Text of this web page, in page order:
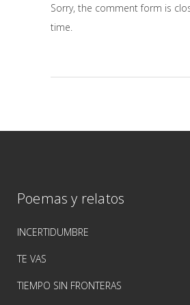
Sorry, the comment form is
time.
Poemas y relatos
INCERTIDUMBRE
TE VAS
TIEMPO SIN FRONTERAS